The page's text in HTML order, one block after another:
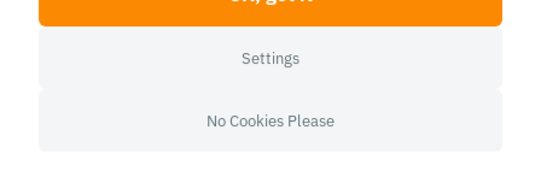
(Veränderungen der Hautleitfähigkeit aufgrund
Settings
No Cookies Please